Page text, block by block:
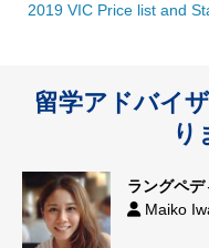
2019 VIC Price list and
留学アドバイ
り
ラングペ
Maiko